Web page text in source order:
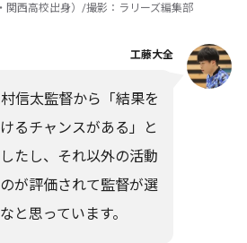
関西高校出身）/撮影：ラリーズ編集部
工藤大全
信太監督から「結果を
るチャンスがある」と
たし、それ以外の活動
が評価されて監督が選
と思っています。